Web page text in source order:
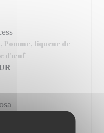
Pomme, liqueur de
d’œuf